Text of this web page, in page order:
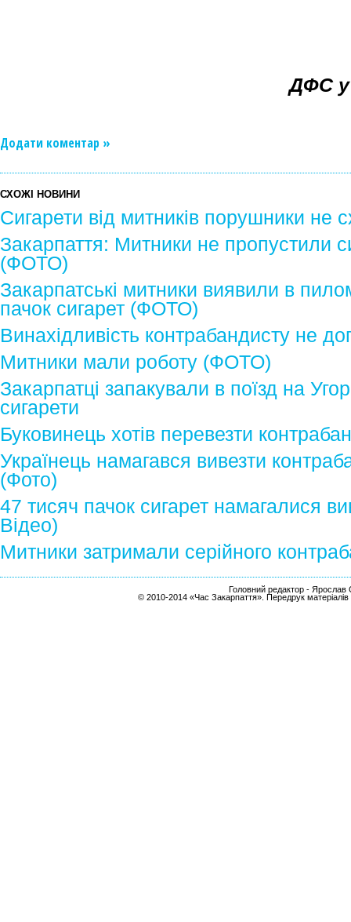
ДФС у
Додати коментар »
СХОЖІ НОВИНИ
Сигарети від митників порушники
Закарпаття: Митники не пропустили
(ФОТО)
Закарпатські митники виявили в
пачок сигарет (ФОТО)
Винахідливість контрабандисту не
Митники мали роботу (ФОТО)
Закарпатці запакували в поїзд на
сигарети
Буковинець хотів перевезти
Українець намагався вивезти
(Фото)
47 тисяч пачок сигарет намагалися
Відео)
Митники затримали серійного
Головний редактор - Ярослав
© 2010-2014 «Час Закарпаття». Передрук